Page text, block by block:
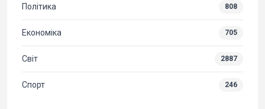
Політика 808
Економіка 705
Світ 2887
Спорт 246